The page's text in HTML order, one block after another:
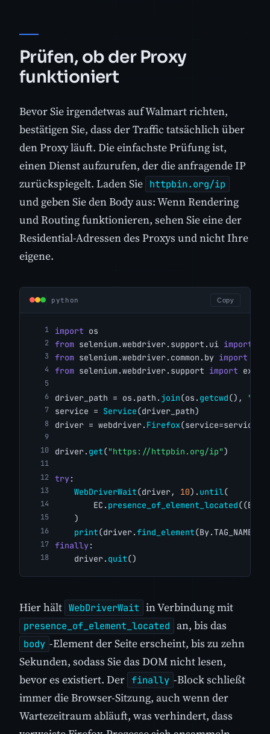
Prüfen, ob der Proxy
funktioniert
Bevor Sie irgendetwas auf Walmart richten,
bestätigen Sie, dass der Traffic tatsächlich über
den Proxy läuft. Die einfachste Prüfung ist,
einen Dienst aufzurufen, der die anfragende IP
zurückspiegelt. Laden Sie httpbin.org/ip
und geben Sie den Body aus: Wenn Rendering
und Routing funktionieren, sehen Sie eine der
Residential-Adressen des Proxys und nicht Ihre
eigene.
python Copy
import os
from selenium.webdriver.support.ui import
from selenium.webdriver.common.by import
from selenium.webdriver.support import
driver_path = os.path. join(os. getcwd(),
service = Service(driver_path)
driver = webdriver. Firefox(service=service,
driver. get("https://httpbin.org/ip")
try:
WebDriverWait(driver, 10). until(
        EC.
presence_of_element_located
    )
print(driver.find_element(By.TAG_NAME,
finally:
    driver.
quit()
Hier hält WebDriverWait in Verbindung mit
presence_of_element_located an, bis das
body -Element der Seite erscheint, bis zu zehn
Sekunden, sodass Sie das DOM nicht lesen,
bevor es existiert. Der finally -Block schließt
immer die Browser-Sitzung, auch wenn der
Wartezeitraum abläuft, was verhindert, dass